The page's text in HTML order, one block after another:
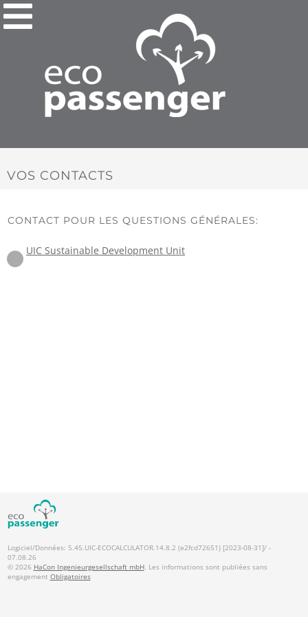
VOS CONTACTS
CONTACT POUR LES QUESTIONS GÉNÉRALES:
UIC Sustainable Development Unit
Logiciel/Données: 5.45.UIC-ECOCALCULATOR.14.8.2 (e2fcd72651) [2023-08-31]/ -
07.08.26
© 2026 HaCon Ingenieurgesellschaft mbH. Les informations sont publiées sans
engagement Obligatoires